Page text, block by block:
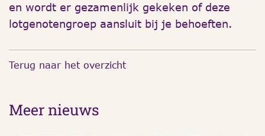
en wordt er gezamenlijk gekeken of deze
lotgenotengroep aansluit bij je behoeften.
Terug naar het overzicht
Meer nieuws